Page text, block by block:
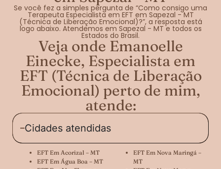
Se você fez a simples pergunta de “Como consigo uma
Terapeuta Especialista em EFT em Sapezal - MT
(Técnica de Liberação Emocional)?”, a resposta está
logo abaixo. Atendemos em Sapezal - MT e todos os
Estados do Brasil.
Veja onde Emanoelle
Einecke, Especialista em
EFT (Técnica de Liberação
Emocional) perto de mim,
atende:
Cidades atendidas
EFT Em Acorizal – MT
EFT Em Água Boa – MT
EFT Em Nova Maringá –
MT